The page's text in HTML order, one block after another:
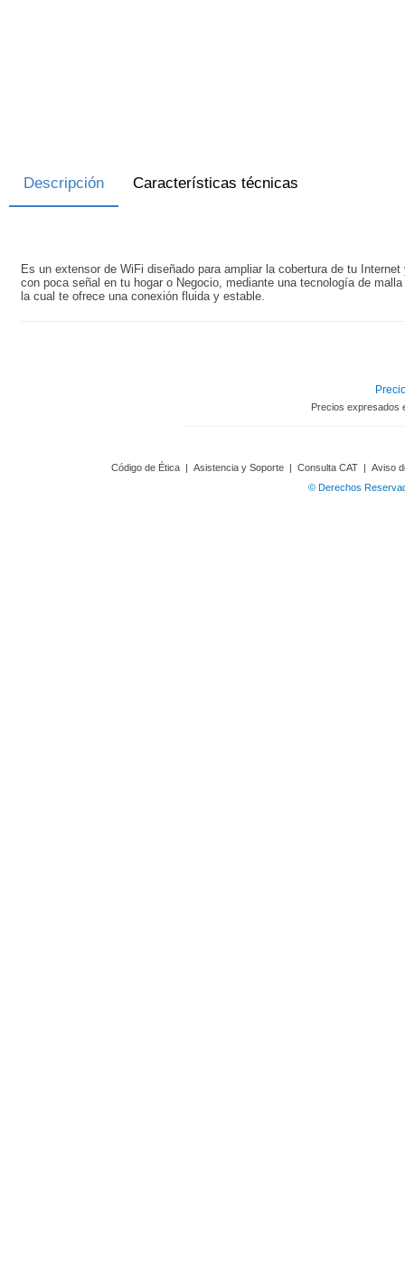
Descripción Características técnicas
Es un extensor de WiFi diseñado para ampliar la cobertura de tu
con poca señal en tu hogar o Negocio, mediante una tecnología de
la cual te ofrece una conexión fluida y estable.
Precios expresados
Código de Ética | Asistencia y Soporte | Consulta CAT | Aviso
© Derechos